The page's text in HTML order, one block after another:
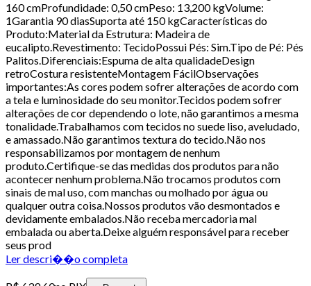
160 cmProfundidade: 0,50 cmPeso: 13,200 kgVolume:
1Garantia 90 diasSuporta até 150 kgCaracterísticas do
Produto:Material da Estrutura: Madeira de
eucalipto.Revestimento: TecidoPossui Pés: Sim.Tipo de Pé: Pés
Palitos.Diferenciais:Espuma de alta qualidadeDesign
retroCostura resistenteMontagem FácilObservações
importantes:As cores podem sofrer alterações de acordo com
a tela e luminosidade do seu monitor.Tecidos podem sofrer
alterações de cor dependendo o lote, não garantimos a mesma
tonalidade.Trabalhamos com tecidos no suede liso, aveludado,
e amassado.Não garantimos textura do tecido.Não nos
responsabilizamos por montagem de nenhum
produto.Certifique-se das medidas dos produtos para não
acontecer nenhum problema.Não trocamos produtos com
sinais de mal uso, com manchas ou molhado por água ou
qualquer outra coisa.Nossos produtos vão desmontados e
devidamente embalados.Não receba mercadoria mal
embalada ou aberta.Deixe alguém responsável para receber
seus prod
Ler descri��o completa